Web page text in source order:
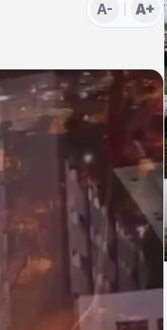
A- A+